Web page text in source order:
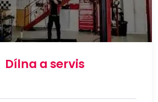
Dílna a servis